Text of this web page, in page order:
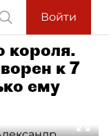
Войти
короля.
к 7
ему